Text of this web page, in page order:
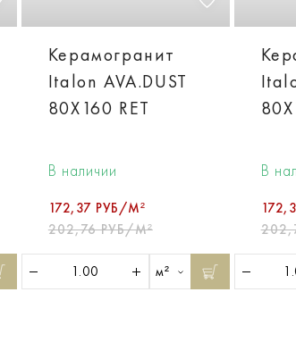
Керамогранит
Italon AVA.DUST
80X160 RET
В наличии
172,37 РУБ/М²
202,76 РУБ/М²
м²
В